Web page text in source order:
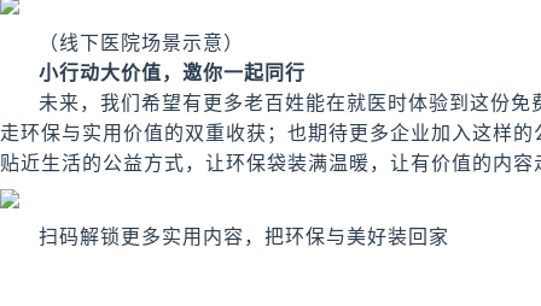
（线下医院场景示意）
小行动大价值，邀你一起同行
未来，我们希望有更多老百姓能在就医时体验到这份免
走环保与实用价值的双重收获；也期待更多企业加入这样
贴近生活的公益方式，让环保袋装满温暖，让有价值的内
扫码解锁更多实用内容，把环保与美好装回家